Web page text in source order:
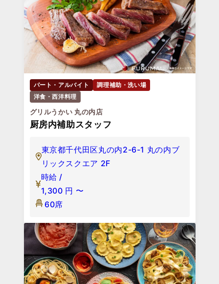
パート・アルバイト
調理補助・洗い場
洋食・西洋料理
グリルうかい 丸の内店
厨房内補助スタッフ
東京都千代田区丸の内2-6-1 丸の内ブ
リックスクエア 2F
時給 /
1,300 円 〜
60席